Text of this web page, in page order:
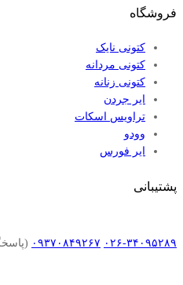
فروشگاه
کتونی نایک
کتونی مردانه
کتونی زنانه
ایر جردن
تراویس اسکات
وودو
ایر فورس
پشتیبانی
۰۲۶-۳۴۰۹۵۲۸۹ ۰۹۳۷۰۸۴۹۲۶۷